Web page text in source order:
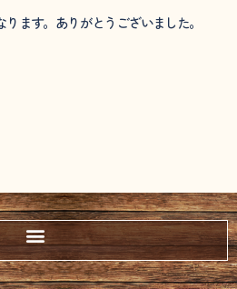
ます。ありがとうございました。